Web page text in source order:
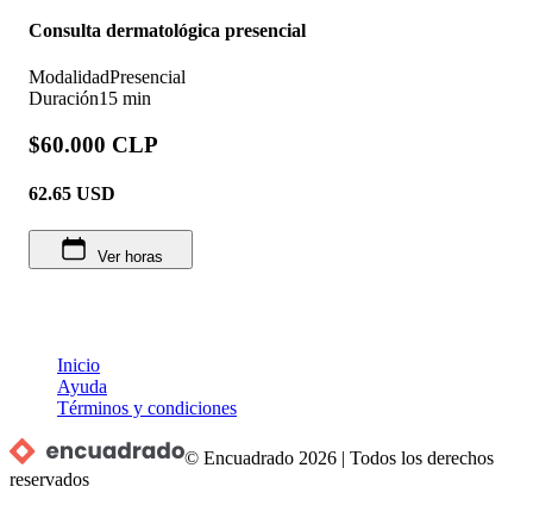
Consulta dermatológica presencial
ModalidadPresencial
Duración15 min
$60.000 CLP
62.65 USD
Ver horas
Inicio
Ayuda
Términos y condiciones
© Encuadrado 2026 |Todos los derechos
reservados